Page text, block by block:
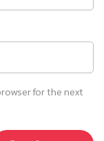
for the next